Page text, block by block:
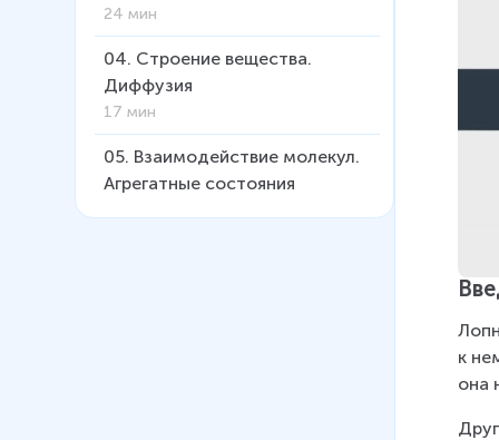
24 мин
04. Строение вещества.
Диффузия
17 мин
05. Взаимодействие молекул.
Агрегатные состояния
к
она